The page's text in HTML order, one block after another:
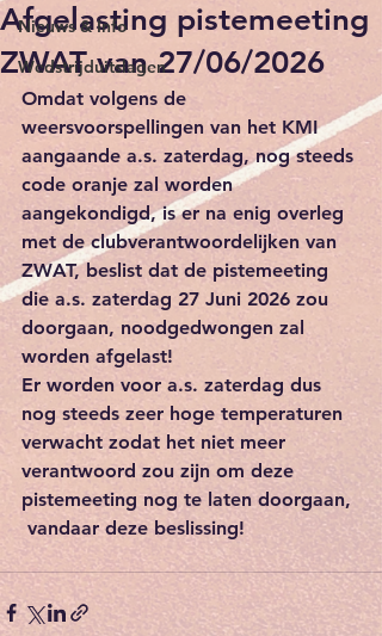
Nieuws & Info
Wedstrijduitslagen
Afgelasting pistemeeting
ZWAT van 27/06/2026
Omdat volgens de
weersvoorspellingen van het KMI
aangaande a.s. zaterdag, nog steeds
code oranje zal worden
aangekondigd, is er na enig overleg
met de clubverantwoordelijken van
ZWAT, beslist dat de pistemeeting
die a.s. zaterdag 27 Juni 2026 zou
doorgaan, noodgedwongen zal
worden afgelast!
Er worden voor a.s. zaterdag dus
nog steeds zeer hoge temperaturen
verwacht zodat het niet meer
verantwoord zou zijn om deze
pistemeeting nog te laten doorgaan,
vandaar deze beslissing!